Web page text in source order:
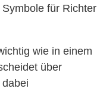
für Richter
wie in einem
über